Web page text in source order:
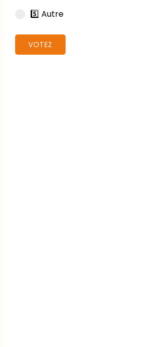
5️⃣ Autre
VOTEZ